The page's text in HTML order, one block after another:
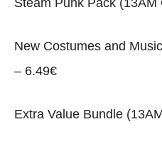
New Costumes and
– 6.49€
Extra Value Bundle